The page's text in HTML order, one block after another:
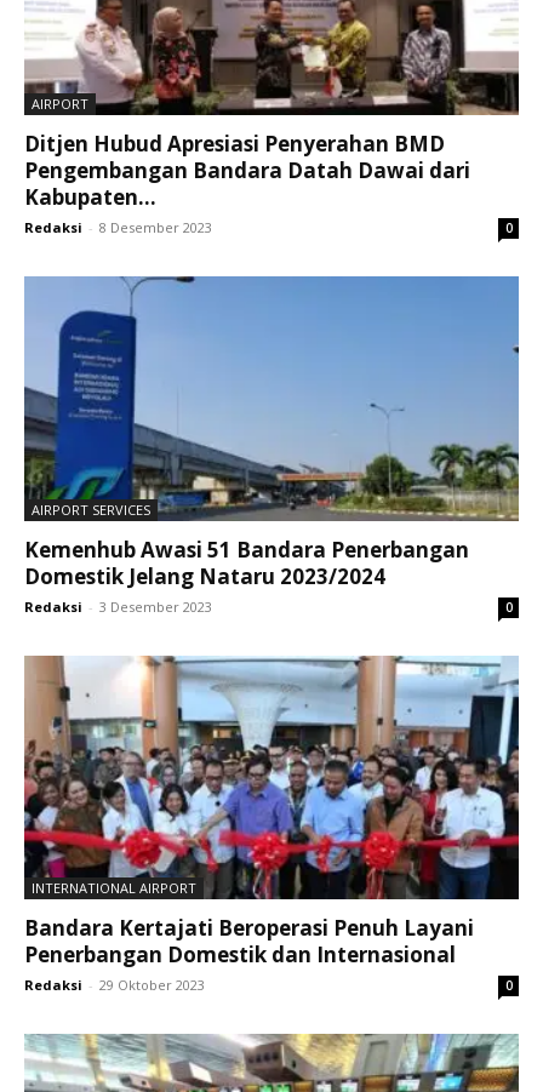
AIRPORT
Ditjen Hubud Apresiasi Penyerahan BMD
Pengembangan Bandara Datah Dawai dari
Kabupaten...
Redaksi - 8 Desember 2023 0
AIRPORT SERVICES
Kemenhub Awasi 51 Bandara Penerbangan
Domestik Jelang Nataru 2023/2024
Redaksi - 3 Desember 2023 0
INTERNATIONAL AIRPORT
Bandara Kertajati Beroperasi Penuh Layani
Penerbangan Domestik dan Internasional
Redaksi - 29 Oktober 2023 0